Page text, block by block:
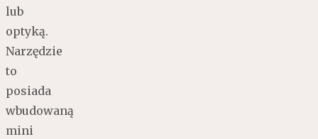
lub
optyką.
Narzędzie
to
posiada
wbudowaną
mini